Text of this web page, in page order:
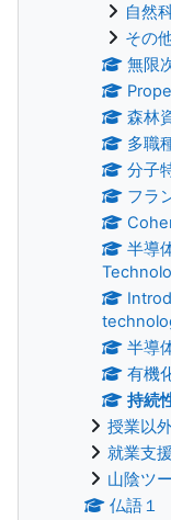
自然
その
無限
森林
多職
分子
フラ
半導
半導
有機
持続
授業以
就業支
山陰ツ
仏語１